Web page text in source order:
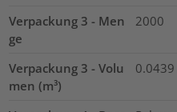
Verpackung 3 - Men
ge
2000
Verpackung 3 - Volu
men (m³)
0.0439